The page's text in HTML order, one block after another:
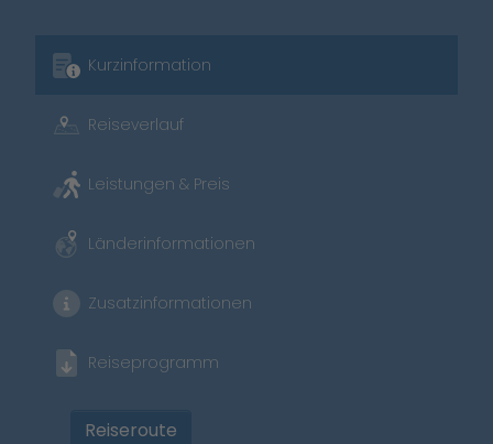
Kurzinformation
Reiseverlauf
Leistungen & Preis
Länderinformationen
Zusatzinformationen
Reiseprogramm
Reiseroute